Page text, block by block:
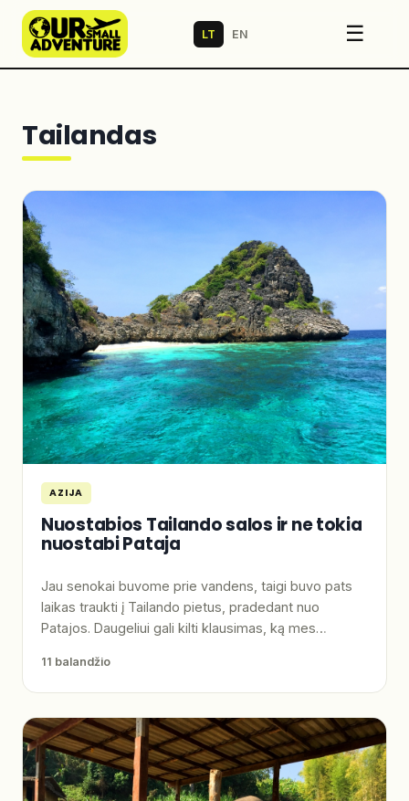
LT EN ☰
Tailandas
AZIJA
Nuostabios Tailando salos ir ne tokia
nuostabi Pataja
Jau senokai buvome prie vandens, taigi buvo pats
laikas traukti į Tailando pietus, pradedant nuo
Patajos. Daugeliui gali kilti klausimas, ką mes…
11 balandžio